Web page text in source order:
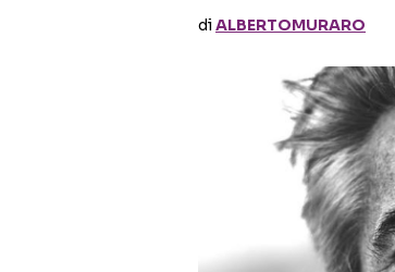
diALBERTOMURARO